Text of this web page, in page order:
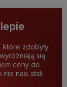
które zdobyły
się
ceny do
nasi stali